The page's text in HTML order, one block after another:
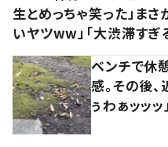
生とめっちゃ笑った」ま
いヤツww」「大渋滞すぎ
ベンチで休
感。その後
ぅわぁッッッ